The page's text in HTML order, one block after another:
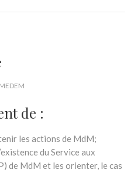
de :
les actions de MdM;
du Service aux
de MdM et les orienter, le cas